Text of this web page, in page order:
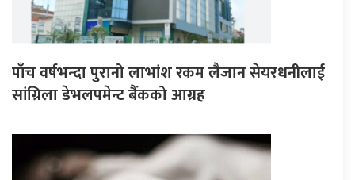
पाँच वर्षभन्दा पुरानो लाभांश रकम लैजान सेयरधनीलाई
सांग्रिला डेभलपमेन्ट बैंकको आग्रह